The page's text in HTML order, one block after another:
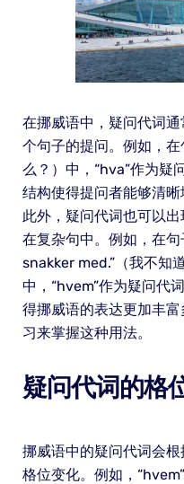
在挪威语中，疑问代词
个句子的提问。例如，
么？）中，“hva”作为疑
结构使得提问者能够清晰
此外，疑问代词也可以
在复杂句中。例如，在
snakker med.”（我不知
中，“hvem”作为疑问代
得挪威语的表达更加丰
习来掌握这种用法。
疑问代词的格
挪威语中的疑问代词会
格位变化。例如，